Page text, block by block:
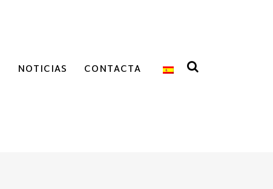
NOTICIAS CONTACTA